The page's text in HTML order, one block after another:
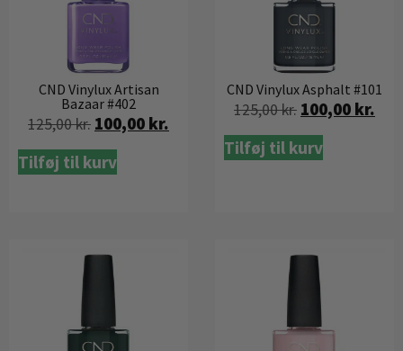
CND Vinylux Artisan
Bazaar #402
125,00kr. 100,00 kr.
Tilføj til kurv
CND Vinylux Asphalt #101
125,00kr. 100,00 kr.
Tilføj til kurv